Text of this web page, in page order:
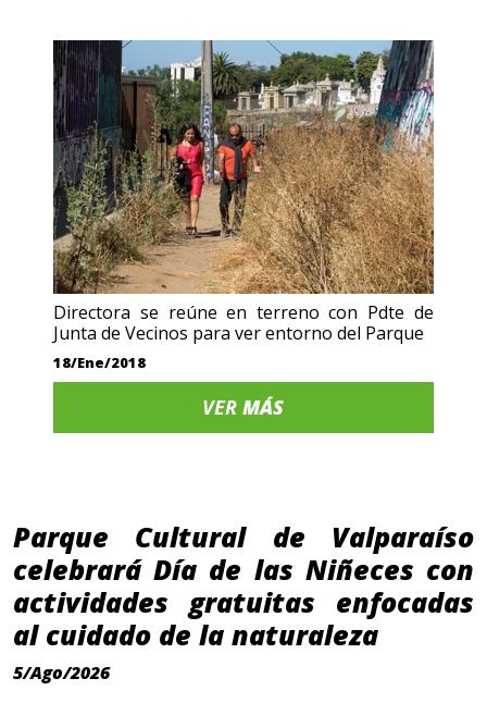
Directora se reúne en terreno con Pdte de
Junta de Vecinos para ver entorno del Parque
18/Ene/2018
VERMÁS
Parque Cultural de Valparaíso
celebrará Día de las Niñeces con
actividades gratuitas enfocadas
al cuidado de la naturaleza
5/Ago/2026